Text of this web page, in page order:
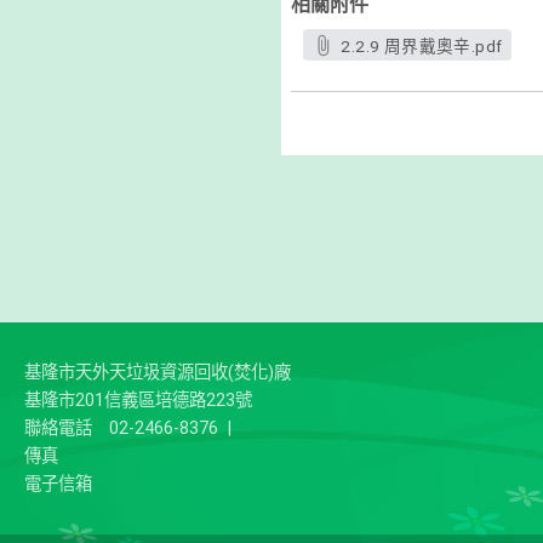
2.2.9 周界戴奧辛.pdf
基隆市天外天垃圾資源回收(焚化)廠
基隆市201信義區培德路223號
聯絡電話
02-2466-8376
傳真
電子信箱